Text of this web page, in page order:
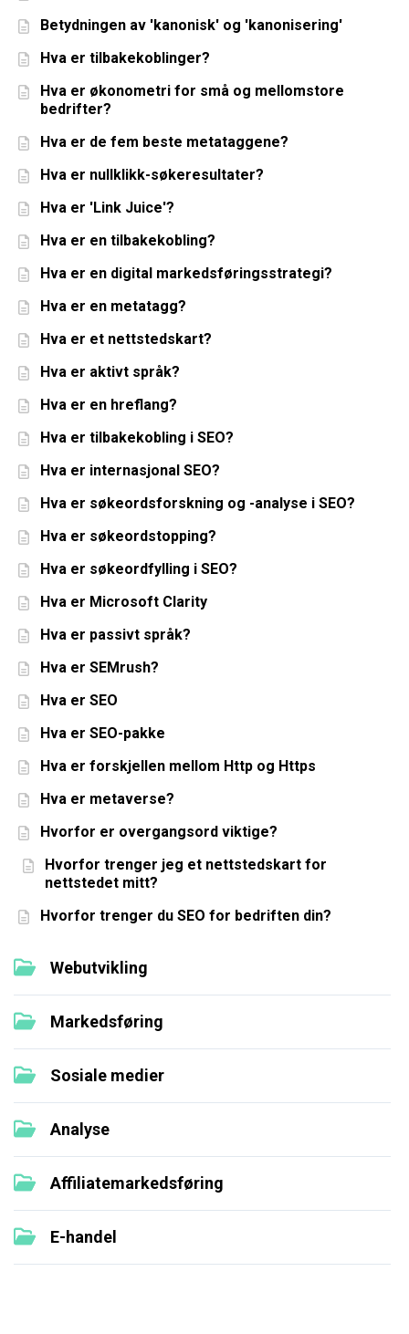
Betydningen av 'kanonisk' og 'kanonisering'
Hva er tilbakekoblinger?
Hva er økonometri for små og mellomstore
bedrifter?
Hva er de fem beste metataggene?
Hva er nullklikk-søkeresultater?
Hva er 'Link Juice'?
Hva er en tilbakekobling?
Hva er en digital markedsføringsstrategi?
Hva er en metatagg?
Hva er et nettstedskart?
Hva er aktivt språk?
Hva er en hreflang?
Hva er tilbakekobling i SEO?
Hva er internasjonal SEO?
Hva er søkeordsforskning og -analyse i SEO?
Hva er søkeordstopping?
Hva er søkeordfylling i SEO?
Hva er Microsoft Clarity
Hva er passivt språk?
Hva er SEMrush?
Hva er SEO
Hva er SEO-pakke
Hva er forskjellen mellom Http og Https
Hva er metaverse?
Hvorfor er overgangsord viktige?
Hvorfor trenger jeg et nettstedskart for
nettstedet mitt?
Hvorfor trenger du SEO for bedriften din?
Webutvikling
Markedsføring
Sosiale medier
Analyse
Affiliatemarkedsføring
E-handel